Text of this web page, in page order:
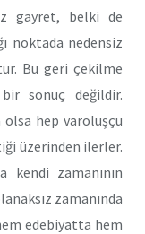
gayret, belki de
noktada nedensiz
Bu geri çekilme
sonuç değildir.
hep varoluşçu
üzerinden ilerler.
kendi zamanının
zamanında
edebiyatta hem